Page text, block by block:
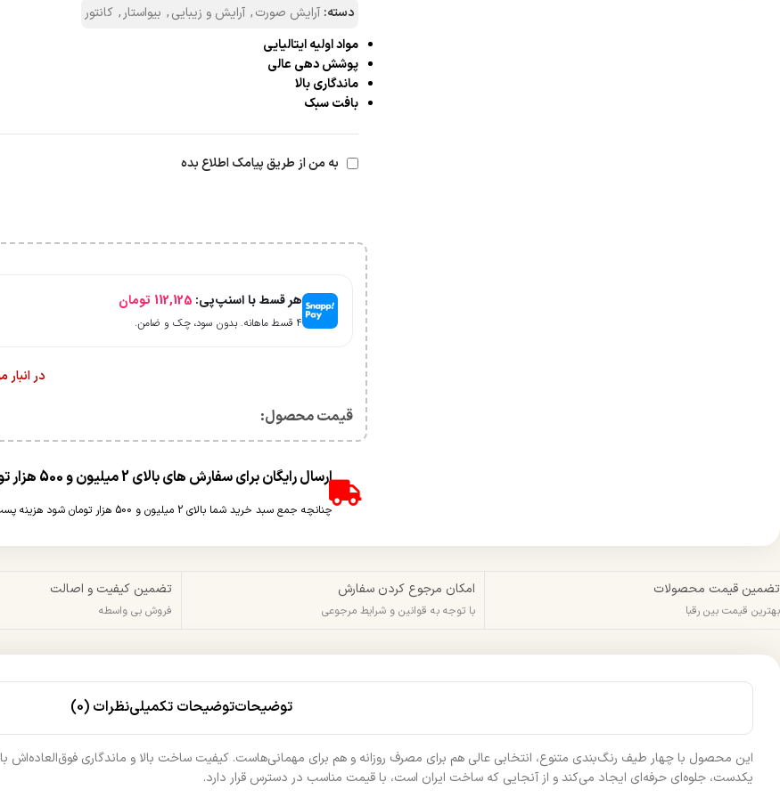
دسته: آرایش صورت, آرایش و زیبایی, بیواستار , کانتور
مواد اولیه ایتالیایی
پوشش دهی عالی
ماندگاری بالا
بافت سبک
به من از طریق پیامک اطلاع بده
هر قسط با اسنپ‌پی:112,125 تومان
۴ قسط ماهانه. بدون سود، چک و ضامن.
در
قیمت محصول:​
ارسال رایگان برای سفارش های بالای 2 میلیون و 500 هزار تومان(غیر حجمی)
چنانچه جمع سبد خرید شما بالای 2 میلیون و 500 هزار تومان شود هزینه پست برای شما به صورت رایگان محاسبه خواهد شد.
تضمین قیمت محصولات
بهترین قیمت بین رقبا
امکان مرجوع کردن سفارش
با توجه به قوانین و شرایط مرجوعی
تضمین کیفیت و اصالت
فروش بی واسطه
توضیحاتتوضیحات تکمیلینظرات (0)
این محصول با چهار طیف رنگ‌بندی متنوع، انتخابی عالی هم برای مصرف روزانه و هم برای مهمانی‌هاست. کیفیت ساخت بالا و ماندگاری فوق‌العاده‌اش
یکدست، جلوه‌ای حرفه‌ای ایجاد می‌کند و از آنجایی که ساخت ایران است، با قیمت مناسب در دسترس قرار دارد.